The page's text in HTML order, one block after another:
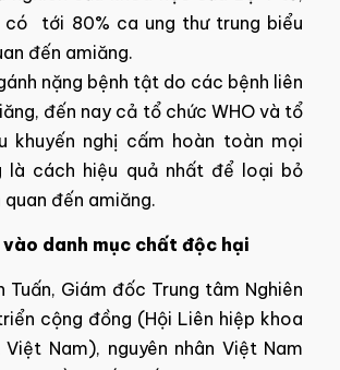
có tới 80% ca ung thư trung biểu
đến amiăng.
nặng bệnh tật do các bệnh liên
đến nay cả tổ chức WHO và tổ
khuyến nghị cấm hoàn toàn mọi
là cách hiệu quả nhất để loại bỏ
đến amiăng.
danh mục chất độc hại
Tuấn, Giám đốc Trung tâm Nghiên
cộng đồng (Hội Liên hiệp khoa
Nam), nguyên nhân Việt Nam